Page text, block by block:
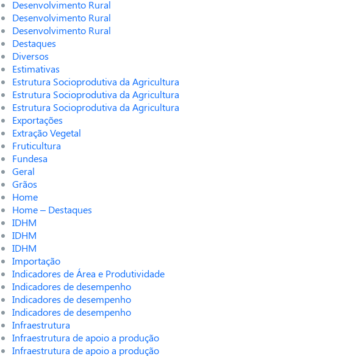
Desenvolvimento Rural
Desenvolvimento Rural
Desenvolvimento Rural
Destaques
Diversos
Estimativas
Estrutura Socioprodutiva da Agricultura
Estrutura Socioprodutiva da Agricultura
Estrutura Socioprodutiva da Agricultura
Exportações
Extração Vegetal
Fruticultura
Fundesa
Geral
Grãos
Home
Home – Destaques
IDHM
IDHM
IDHM
Importação
Indicadores de Área e Produtividade
Indicadores de desempenho
Indicadores de desempenho
Indicadores de desempenho
Infraestrutura
Infraestrutura de apoio a produção
Infraestrutura de apoio a produção